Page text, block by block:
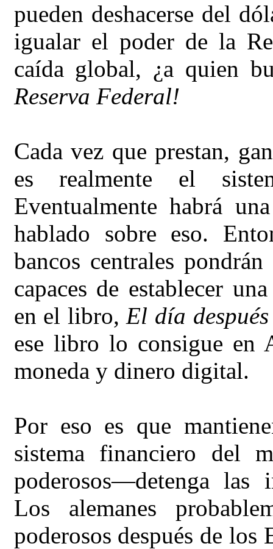
pueden deshacerse del
igualar el poder de la
caída global, ¿a quien
Reserva Federal!
Cada vez que prestan,
es realmente el
Eventualmente habrá
hablado sobre eso.
bancos centrales
capaces de establecer
en el libro,El día
ese libro lo consigue en
moneda y dinero digital.
Por eso es que
sistema financiero del
poderosos—detenga las
Los alemanes
poderosos después de